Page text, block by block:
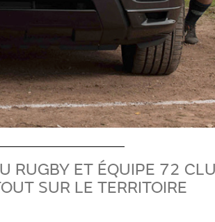
ET ÉQUIPE 72
SUR LE TERRITOIRE